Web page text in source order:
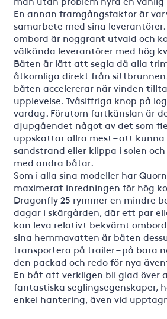
En annan framgångsfaktor är
samarbete med sina
ombord är noggrant utvald och
välkända leverantörer med hög
Båten är lätt att segla då alla
åtkomliga direkt från
båten accelererar när vinden
upplevelse. Tvåsiffriga knop på
vardag. Förutom fartkänslan är
djupgåendet något av det som
uppskattar allra mest – att
sandstrand eller klippa i solen
med andra båtar.
Som i alla sina modeller har
maximerat inredningen för hög
Dragonfly 25 rymmer en mindre
dagar i skärgården, där ett par
kan leva relativt bekvämt
sina hemmavatten är båten
transportera på trailer – på bara
den packad och redo för nya
En båt att verkligen bli glad över
fantastiska seglingsegenskaper,
enkel hantering, även vid